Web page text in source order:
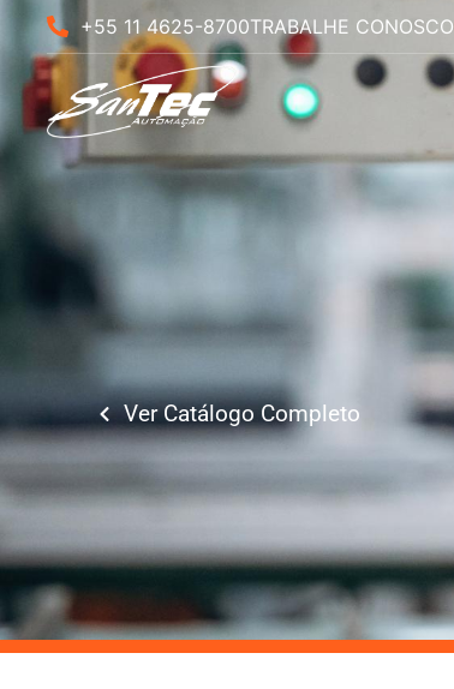
+55 11 4625-8700TRABALHE CONOSCO
Ver Catálogo Completo